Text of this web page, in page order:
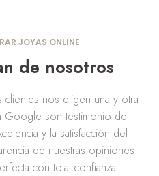
JOYAS ONLINE
de nosotros
nos eligen una y otra
Google son testimonio de
y la satisfacción del
de nuestras opiniones
con total confianza.